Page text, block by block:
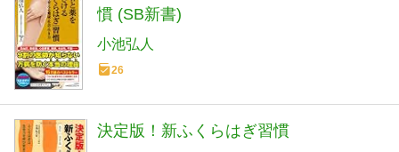
慣 (SB新書)
小池弘人
26
決定版！新ふくらはぎ習慣